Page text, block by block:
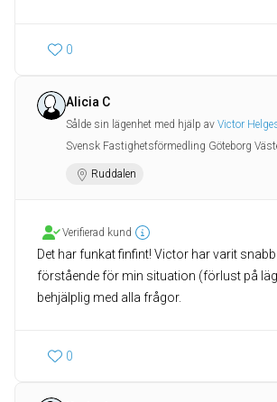
0
Alicia C
Sålde sin lägenhet med hjälp av Victor
Svensk Fastighetsförmedling Göteborg
Ruddalen
Verifierad kund
Det har funkat finfint! Victor har varit
förstående för min situation (förlust på
behjälplig med alla frågor.
0